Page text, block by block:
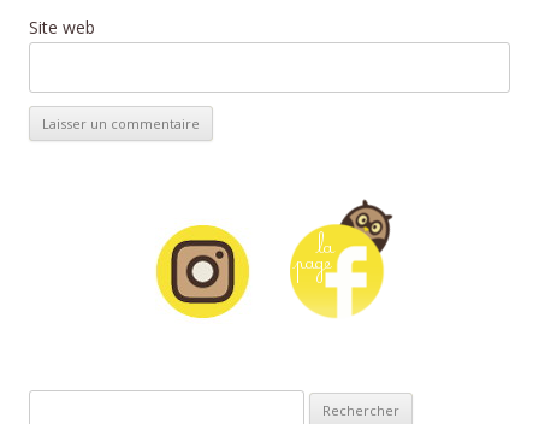
Site web